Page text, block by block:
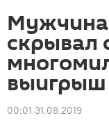
скрывал
выигрыш
00:01 31.08.2019